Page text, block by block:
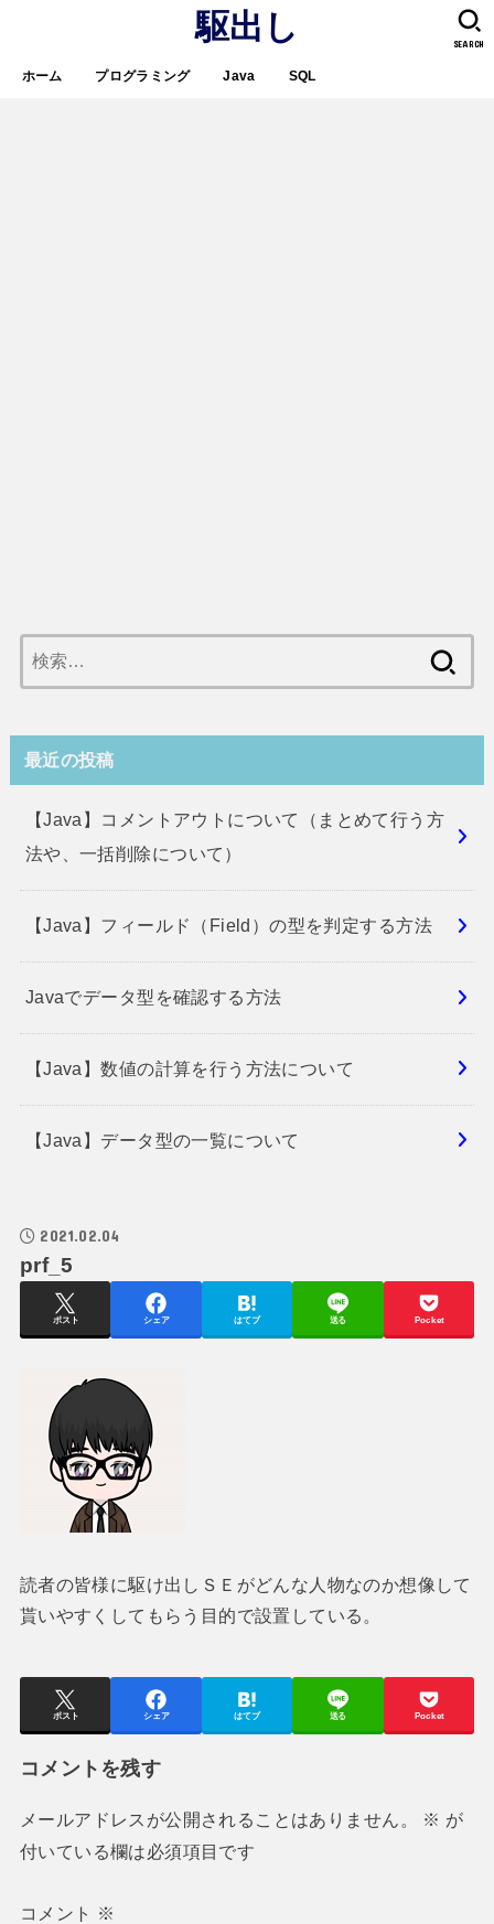
駆出し
ホーム プログラミング Java SQL
SEARCH
索:
最近の投稿
【Java】コメントアウトについて（まとめて行う方
法や、一括削除について）
【Java】フィールド（Field）の型を判定する方法
Javaでデータ型を確認する方法
【Java】数値の計算を行う方法について
【Java】データ型の一覧について
2021.02.04
prf_5
ポスト シェア はてブ 送る Pocket
読者の皆様に駆け出しＳＥがどんな人物なのか想像して
貰いやすくしてもらう目的で設置している。
ポスト シェア はてブ 送る Pocket
コメントを残す
メールアドレスが公開されることはありません。 ※ が
付いている欄は必須項目です
コメント ※